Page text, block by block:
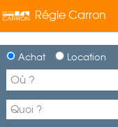
Régie Carron
Achat Location